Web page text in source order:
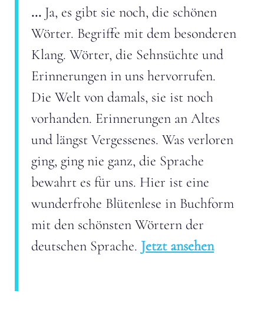
... Ja, es gibt sie noch, die schönen
Wörter. Begriffe mit dem besonderen
Klang. Wörter, die Sehnsüchte und
Erinnerungen in uns hervorrufen.
Die Welt von damals, sie ist noch
vorhanden. Erinnerungen an Altes
und längst Vergessenes. Was verloren
ging, ging nie ganz, die Sprache
bewahrt es für uns. Hier ist eine
wunderfrohe Blütenlese in Buchform
mit den schönsten Wörtern der
deutschen Sprache. Jetzt ansehen